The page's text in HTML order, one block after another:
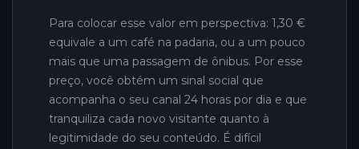
Para colocar esse valor em perspectiva: 1,30 €
equivale a um café na padaria, ou a um pouco
mais que uma passagem de ônibus. Por esse
preço, você obtém um sinal social que
acompanha o seu canal 24 horas por dia e que
tranquiliza cada novo visitante quanto à
legitimidade do seu conteúdo. É difícil